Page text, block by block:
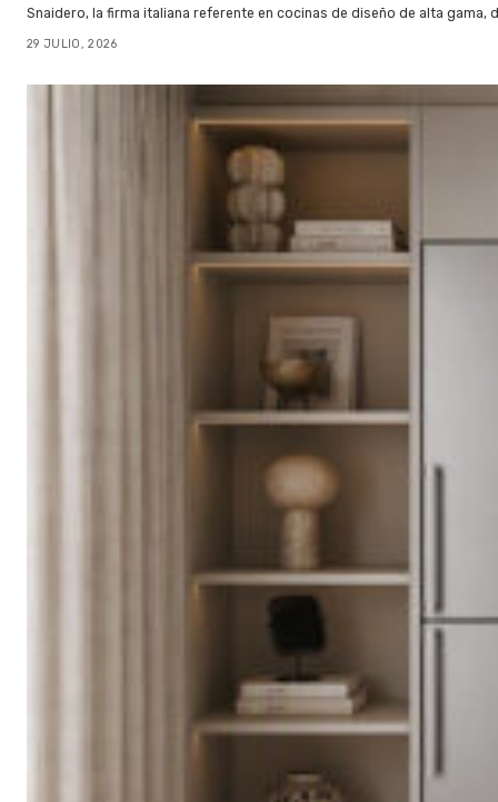
Snaidero, la firma italiana referente en cocinas de diseño de alta gama,
29 JULIO, 2026